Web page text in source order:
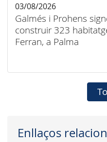
Galmés i Prohens
construir 323
Ferran, a Palma
03/08/2026
Enllaços